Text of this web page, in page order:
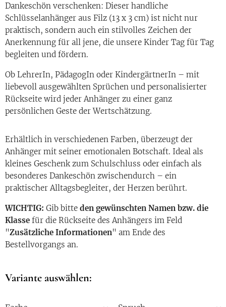
Dankeschön verschenken: Dieser handliche
Schlüsselanhänger aus Filz (13 x 3 cm) ist nicht nur
praktisch, sondern auch ein stilvolles Zeichen der
Anerkennung für all jene, die unsere Kinder Tag für Tag
begleiten und fördern.
Ob LehrerIn, PädagogIn oder KindergärtnerIn – mit
liebevoll ausgewählten Sprüchen und personalisierter
Rückseite wird jeder Anhänger zu einer ganz
persönlichen Geste der Wertschätzung.
Erhältlich in verschiedenen Farben, überzeugt der
Anhänger mit seiner emotionalen Botschaft. Ideal als
kleines Geschenk zum Schulschluss oder einfach als
besonderes Dankeschön zwischendurch – ein
praktischer Alltagsbegleiter, der Herzen berührt.
WICHTIG: Gib bitte den gewünschten Namen bzw. die
Klasse für die Rückseite des Anhängers im Feld
"Zusätzliche Informationen" am Ende des
Bestellvorgangs an.
Variante auswählen: